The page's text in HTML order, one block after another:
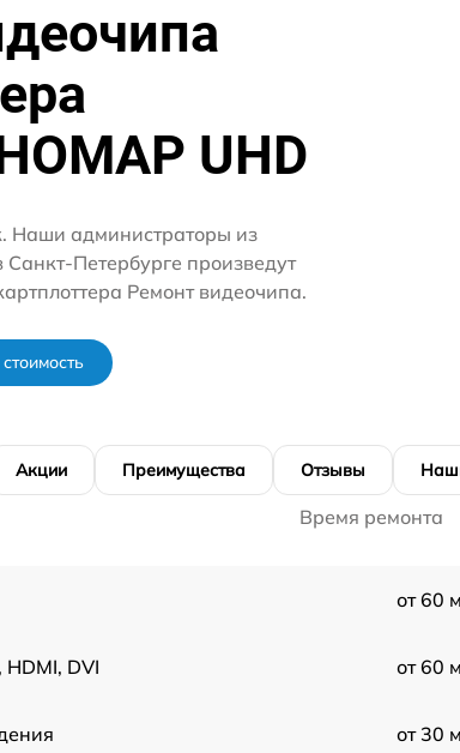
UHD
Наши администраторы из
Санкт-Петербурге произведут
Ремонт видеочипа.
Акции Преимущества Отзывы
Время ремонта
от 60
DVI от 60
от 30